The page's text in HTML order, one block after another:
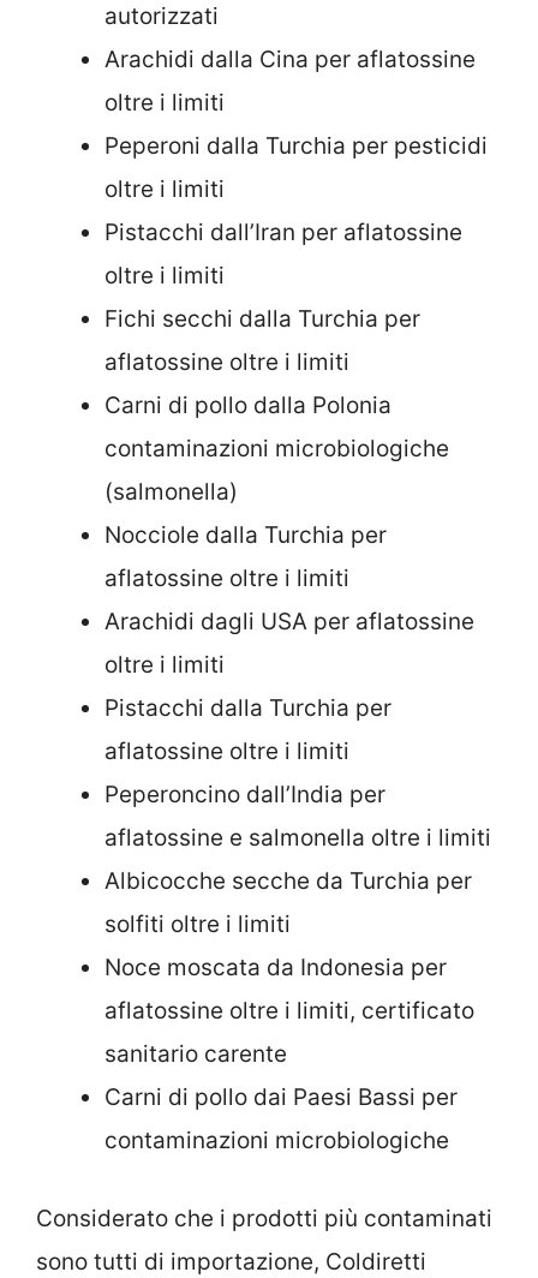
autorizzati
Arachidi dalla Cina per aflatossine
oltre i limiti
Peperoni dalla Turchia per pesticidi
oltre i limiti
Pistacchi dall’Iran per aflatossine
oltre i limiti
Fichi secchi dalla Turchia per
aflatossine oltre i limiti
Carni di pollo dalla Polonia
contaminazioni microbiologiche
(salmonella)
Nocciole dalla Turchia per
aflatossine oltre i limiti
Arachidi dagli USA per aflatossine
oltre i limiti
Pistacchi dalla Turchia per
aflatossine oltre i limiti
Peperoncino dall’India per
aflatossine e salmonella oltre i limiti
Albicocche secche da Turchia per
solfiti oltre i limiti
Noce moscata da Indonesia per
aflatossine oltre i limiti, certificato
sanitario carente
Carni di pollo dai Paesi Bassi per
contaminazioni microbiologiche
Considerato che i prodotti più contaminati
sono tutti di importazione, Coldiretti